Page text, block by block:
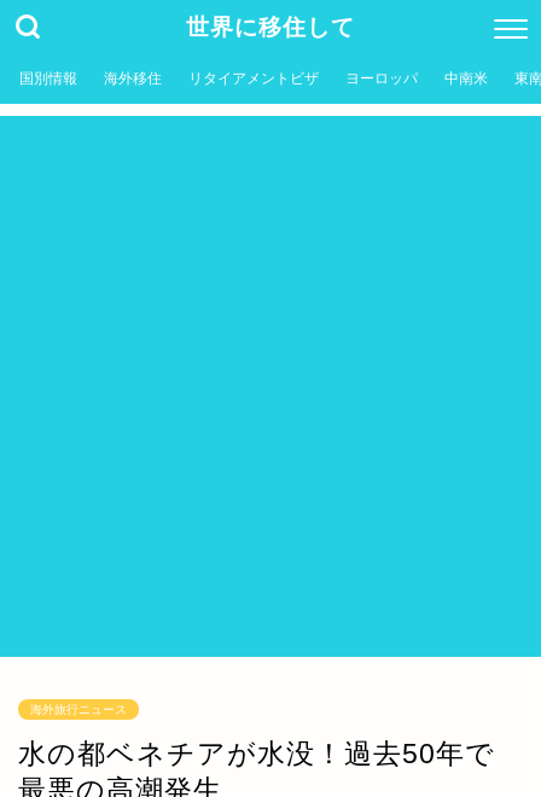
世界に移住して
国別情報 海外移住 リタイアメントビザ ヨーロッパ 中南米 東
海外旅行ニュース
水の都ベネチアが水没！過去50年で
最悪の高潮発生